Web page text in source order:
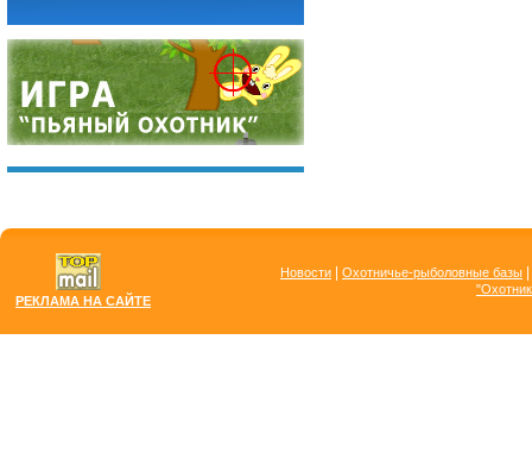
РЕКЛАМА НА САЙТЕ
Новости Охотничье-рыболовные базы